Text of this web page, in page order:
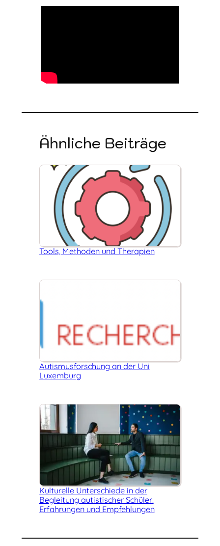
Ähnliche Beiträge
Tools, Methoden und Therapien
Autismus­­forschung an der Uni
Luxemburg
Kulturelle Unterschiede in der
Begleitung autistischer Schüler:
Erfahrungen und Empfehlungen